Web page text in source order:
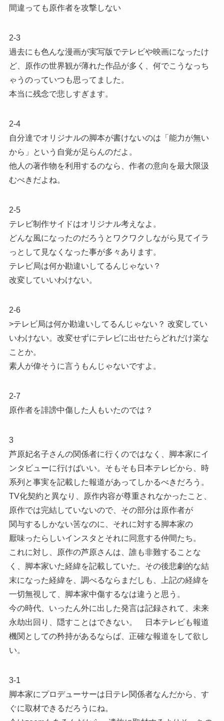
間違っても原作者を攻撃しない
2-3
過去にも色んな漫画が実写版でテレビや映画になったけ
ど、原作の世界観が薄れた作品が多く、何でこうなっち
ゃうのっていつも思ってました。
本当に残念で悲しすぎます。
2-4
自分達でオリジナルの脚本が書けないのは「能力が無い
から」という自覚が足らんのだよ。
他人の著作物を利用するのなら、作者の意向を最大限汲
むべきだよね。
2-5
テレビ制作サイドはオリジナル考えなよ。
どんな風になったのだろうとワクワクしながら見てイラ
っとして見なくなった事が多々あります。
テレビ局は何か勘違いしてるんじゃない？
改変していいわけない。
2-6
>テレビ局は何か勘違いしてるんじゃない？ 改変してい
いわけない。改変せずにテレビに出せたらどれだけ楽な
ことか。
素人が偉そうに言うもんじゃないですよ。
2-7
原作者を誹謗中傷した人もいたのでは？
3
芦原妃名子さんの関係者に行くのではなく、脚本家にイ
ンタビューに行けばいい。そもそも日本テレビから、時
系列と事実を記載した報道があってしかるべきだろう。
TV化契約と異なり、原作内容が尊重されなかったこと、
原作では完結していないので、その部分は原作者が
関与するしかない筈なのに、それに対する脚本家の
厭味ったらしいインスタとそれに同意する仲間たち。
これに対し、原作の芦原さんは、誰も非難することな
く、脚本家いた経緯を記載していた。その後悲劇的な結
末になった経緯を、調べるならまだしも、上記の経緯を
一切無視して、脚本家中傷するなは違うと思う。
今の時代、いったん外に出した発言は記録されて、未来
永劫出回り、隠すことはできない。 日本テレビも報道
機関としての矜持があるならば、正確な報道をして欲し
い。
3-1
脚本家にプロデューサーは日テレ関係者なんだから、す
ぐに取材できるだろうにね。